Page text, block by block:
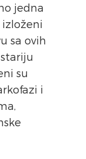
jedna
izloženi
sa ovih
su
i